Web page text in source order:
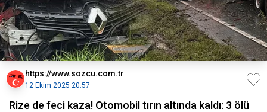
https://www.sozcu.com.tr
12 Ekim 2025 20:57
Rize de feci kaza! Otomobil tırın altında kaldı: 3 ölü